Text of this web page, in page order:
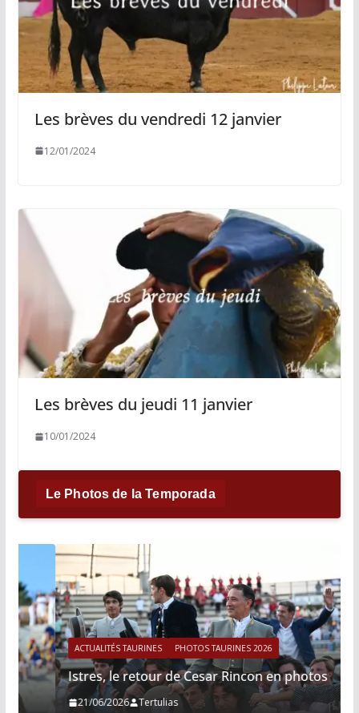
Les brèves du vendredi 12 janvier
12/01/2024
Les brèves du jeudi 11 janvier
10/01/2024
Le Photos de la Temporada
ACTUALITÉS TAURINES PHOTOS TAURINES 2026
Istres, le retour de Cesar Rincon en photos
21/06/2026 Tertulias